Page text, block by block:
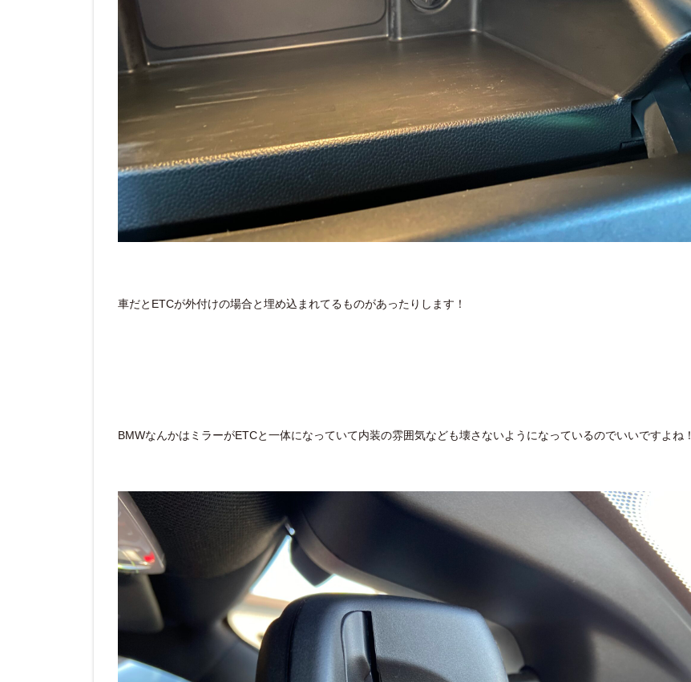
車だとETCが外付けの場合と埋め込まれてるものがあったりします！
BMWなんかはミラーがETCと一体になっていて内装の雰囲気なども壊さないようになっているのでいいですよね！